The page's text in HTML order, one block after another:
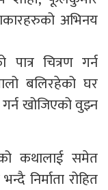
अभिनय
चित्रण गर्न
बलिरहेको घर
खोजिएको वुझ्न
कथालाई समेत
निर्माता रोहित